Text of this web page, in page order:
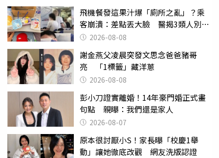
飛機餐發這果汁爆「廁所之亂」？乘
客崩潰：差點丟大臉 醫揭3類人別亂
喝 2026-08-08
謝金燕父凌晨突發文思念爸爸豬哥
亮 「1標籤」藏洋蔥
2026-08-08
彭小刀證實離婚！14年豪門婚正式畫
句點 親曝：我們還是家人
2026-08-07
原本很討厭小S！家長曝「校慶1舉
動」讓她徹底改觀 網友洗版認證